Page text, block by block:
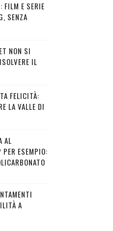
FILM E SERIE
SENZA
NON SI
IL
FELICITÀ:
LA VALLE DI
AL
PER ESEMPIO:
A